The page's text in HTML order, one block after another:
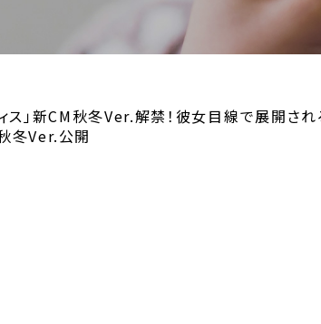
」新CM秋冬Ver.解禁！彼女目線で展開さ
冬Ver.公開